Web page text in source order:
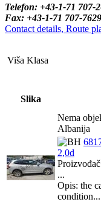
Telefon: +43-1-71 707-
Fax: +43-1-71 707-
Contact details, Route
Viša Klasa
Slika
Nema
Albanija
2,0d
...
Opis: the
condition...